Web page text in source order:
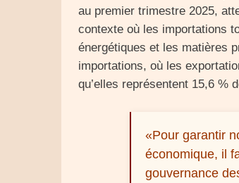
au premier trimestre 2025,
contexte où les importations
énergétiques et les matières
importations, où les
qu’elles représentent 15,6 %
«Pour garantir
économique, il
gouvernance